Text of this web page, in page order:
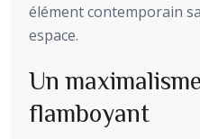
élément contemporain
espace.
Un
flamboyant